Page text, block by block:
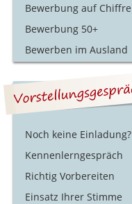
Bewerbung auf Chiffre
Bewerbung 50+
Bewerben im Ausland
Noch keine Einladung?
Kennenlerngespräch
Richtig Vorbereiten
Einsatz Ihrer Stimme